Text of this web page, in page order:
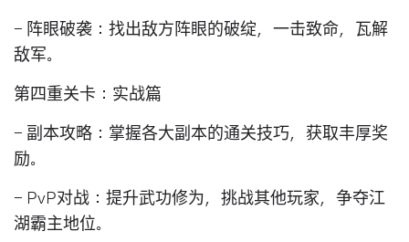
- 阵眼破袭：找出敌方阵眼的破绽，一击致命，瓦解
敌军。
第四重关卡：实战篇
- 副本攻略：掌握各大副本的通关技巧，获取丰厚奖
励。
- PvP对战：提升武功修为，挑战其他玩家，争夺江
湖霸主地位。